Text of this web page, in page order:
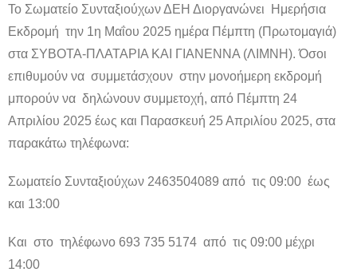
Το Σωματείο Συνταξιούχων ΔΕΗ Διοργανώνει Ημερήσια
Εκδρομή την 1η Μαΐου 2025 ημέρα Πέμπτη (Πρωτομαγιά)
στα ΣΥΒΟΤΑ-ΠΛΑΤΑΡΙΑ ΚΑΙ ΓΙΑΝΕΝΝΑ (ΛΙΜΝΗ). Όσοι
επιθυμούν να συμμετάσχουν στην μονοήμερη εκδρομή
μπορούν να δηλώνουν συμμετοχή, από Πέμπτη 24
Απριλίου 2025 έως και Παρασκευή 25 Απριλίου 2025, στα
παρακάτω τηλέφωνα:
Σωματείο Συνταξιούχων 2463504089 από τις 09:00 έως
και 13:00
Και στο τηλέφωνο 693 735 5174 από τις 09:00 μέχρι
14:00